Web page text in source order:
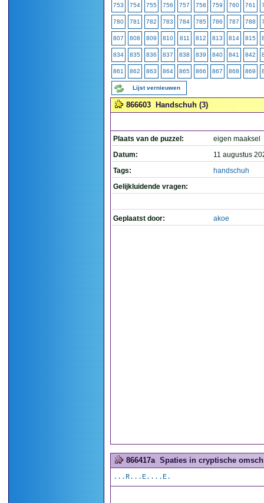
753 754 755 756 757 758 759 760 761
780 781 782 783 784 785 786 787 788
807 808 809 810 811 812 813 814 815
834 835 836 837 838 839 840 841 842
861 862 863 864 865 866 867 868 869
Lijst vernieuwen
866603 Handschuh (3)
Plaats van de puzzel:
eigen maaksel
Datum:
11 augustus
Tags:
handschuh
Gelijkluidende vragen:
Geplaatst door: akoe
866417a Spaties in cryptische
...R...E....E.